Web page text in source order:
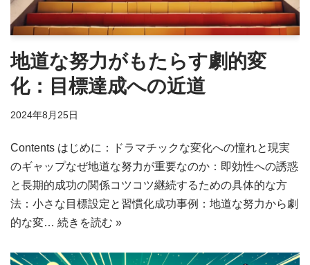
地道な努力がもたらす劇的変
化：目標達成への近道
2024年8月25日
Contents はじめに：ドラマチックな変化への憧れと現実
のギャップなぜ地道な努力が重要なのか：即効性への誘惑
と長期的成功の関係コツコツ継続するための具体的な方
法：小さな目標設定と習慣化成功事例：地道な努力から劇
的な変… 続きを読む »